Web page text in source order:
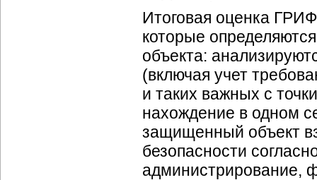
Итоговая оценка
которые
объекта:
(включая учет
и таких важных с
нахождение в одном
защищенный объект
безопасности
администрирование,